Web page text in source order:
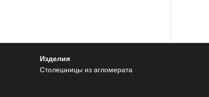
Изделия
Столешницы из агломерата